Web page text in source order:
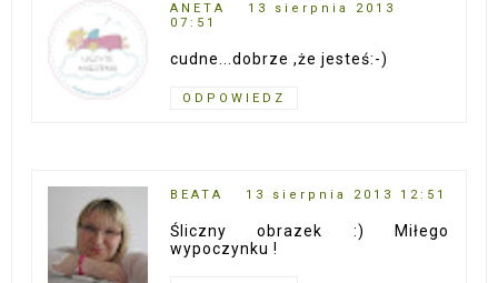
ANETA
13 sierpnia 2013
07:51
cudne...dobrze ,że jesteś:-)
ODPOWIEDZ
BEATA 13 sierpnia 2013 12:51
Śliczny obrazek :) Miłego
wypoczynku !